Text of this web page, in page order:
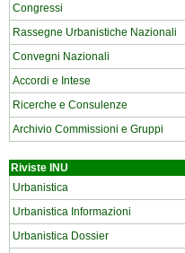
Congressi
Rassegne Urbanistiche Nazionali
Convegni Nazionali
Accordi e Intese
Ricerche e Consulenze
Archivio Commissioni e Gruppi
Riviste INU
Urbanistica
Urbanistica Informazioni
Urbanistica Dossier